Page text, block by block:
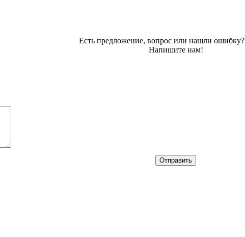
Есть предложение, вопрос или нашли ошибку?
Напишите нам!